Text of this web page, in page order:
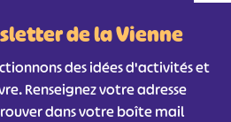
de la Vienne
des idées d'activités et
Renseignez votre adresse
dans votre boîte mail